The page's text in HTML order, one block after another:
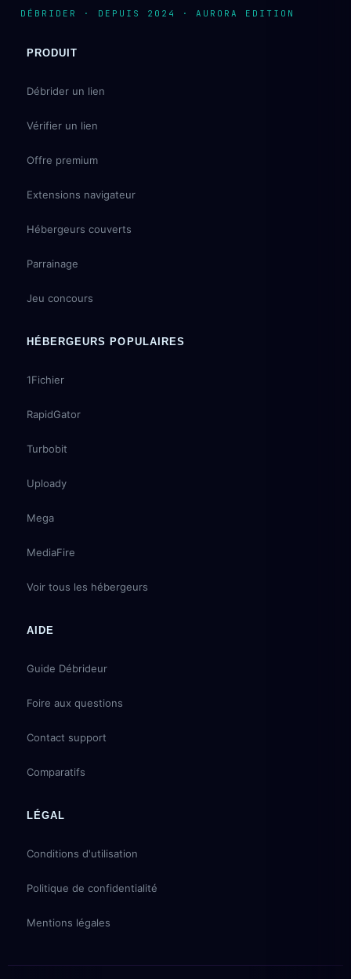
DÉBRIDER · DEPUIS 2024 · AURORA EDITION
PRODUIT
Débrider un lien
Vérifier un lien
Offre premium
Extensions navigateur
Hébergeurs couverts
Parrainage
Jeu concours
HÉBERGEURS POPULAIRES
1Fichier
RapidGator
Turbobit
Uploady
Mega
MediaFire
Voir tous les hébergeurs
AIDE
Guide Débrideur
Foire aux questions
Contact support
Comparatifs
LÉGAL
Conditions d'utilisation
Politique de confidentialité
Mentions légales